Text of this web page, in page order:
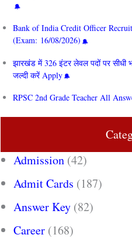
Bank of India Credit Officer
(Exam: 16/08/2026)
झारखंड में 326 इंटर लेवल पदों पर सीधी
जल्दी करें Apply
RPSC 2nd Grade Teacher All
Admission (42)
Admit Cards (187)
Answer Key (82)
Career (168)